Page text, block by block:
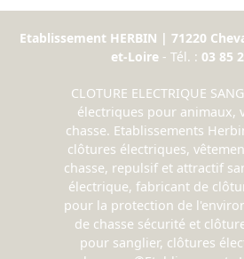
Etablissement HERBIN | 71220
et-Loire - Tél. : 03 85
CLOTURE ELECTRIQUE
électriques pour animaux,
chasse. Etablissements
clôtures électriques,
chasse, repulsif et attractif
électrique, fabricant de
pour la protection de
de chasse sécurité et
pour sanglier, clôtures